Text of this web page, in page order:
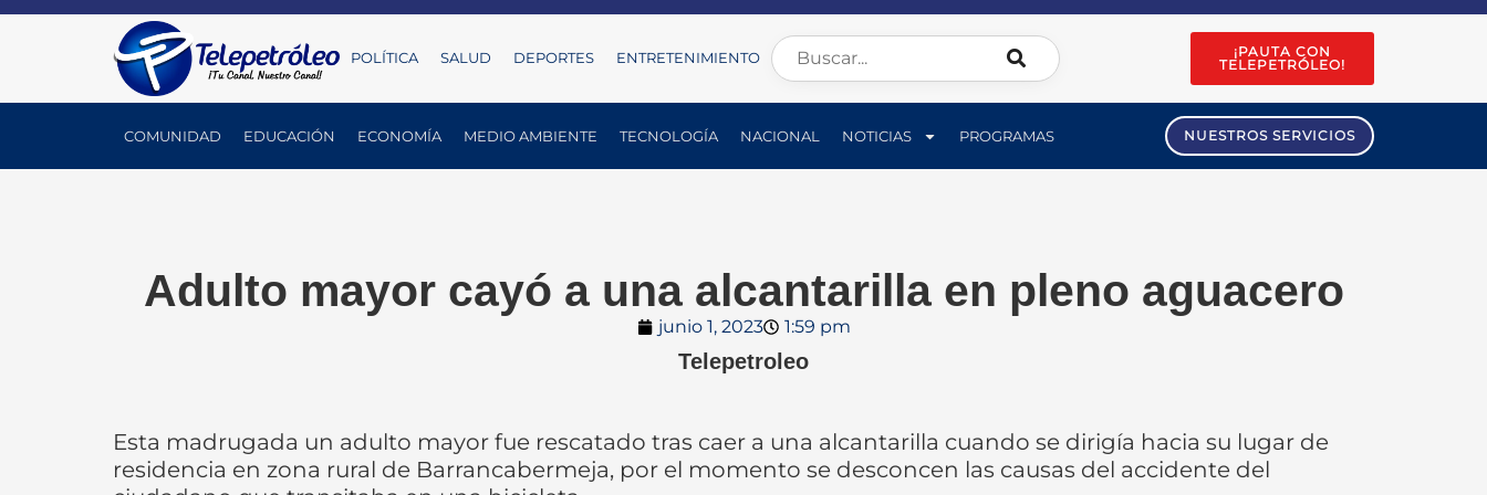
POLÍTICA SALUD DEPORTES ENTRETENIMIENTO
¡PAUTA CON
TELEPETRÓLEO!
COMUNIDAD EDUCACIÓN ECONOMÍA MEDIO AMBIENTE TECNOLOGÍA NACIONAL NOTICIAS PROGRAMAS NUESTROS SERVICIOS
Adulto mayor cayó a una alcantarilla en pleno aguacero
junio 1, 2023 1:59 pm
Telepetroleo
Esta madrugada un adulto mayor fue rescatado tras caer a una alcantarilla cuando se dirigía hacia su lugar de
residencia en zona rural de Barrancabermeja, por el momento se desconcen las causas del accidente del